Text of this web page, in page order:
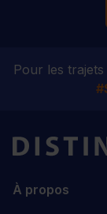
Pour les
À propos